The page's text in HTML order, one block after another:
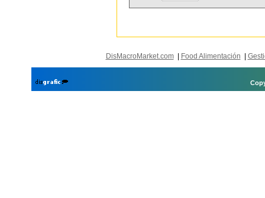
DisMacroMarket.com| Food Alimentación